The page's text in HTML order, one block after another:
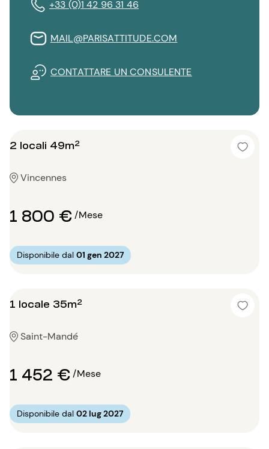
+33 (0)1 42 96 31 46
MAIL@PARISATTITUDE.COM
CONTATTARE UN CONSULENTE
2 locali 49m²
Vincennes
1 800 €/Mese
Disponibile dal 01 gen 2027
1 locale 35m²
Saint-Mandé
1 452 €/Mese
Disponibile dal 02 lug 2027